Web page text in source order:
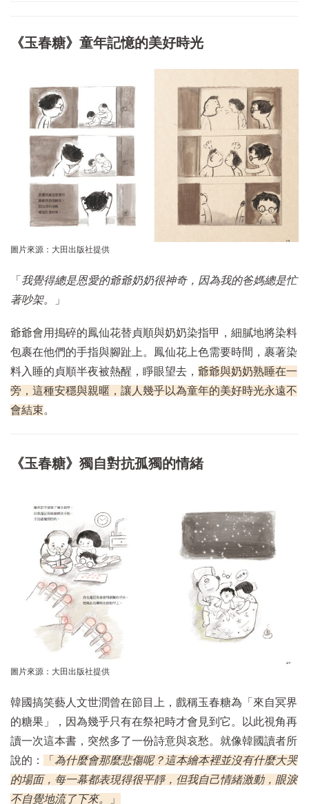
《玉春糖》童年記憶的美好時光
圖片來源：大田出版社提供
「 我覺得總是恩愛的爺爺奶奶很神奇，因為我的爸媽總是忙
著吵架。
」
爺爺會用搗碎的鳳仙花替貞順與奶奶染指甲，細膩地將染料
包裹在他們的手指與腳趾上。鳳仙花上色需要時間，裹著染
料入睡的貞順半夜被熱醒，睜眼望去， 爺爺與奶奶熟睡在一
旁，這種安穩與親暱，讓人幾乎以為童年的美好時光永遠不
會結束。
《玉春糖》獨自對抗孤獨的情緒
圖片來源：大田出版社提供
韓國搞笑藝人文世潤曾在節目上，戲稱玉春糖為「來自冥界
的糖果」，因為幾乎只有在祭祀時才會見到它。以此視角再
讀一次這本書，突然多了一份詩意與哀愁。就像韓國讀者所
說的：
「 為什麼會那麼悲傷呢？這本繪本裡並沒有什麼大哭
的場面，每一幕都表現得很平靜，但我自己情緒激動，眼淚
不自覺地流了下來。
」